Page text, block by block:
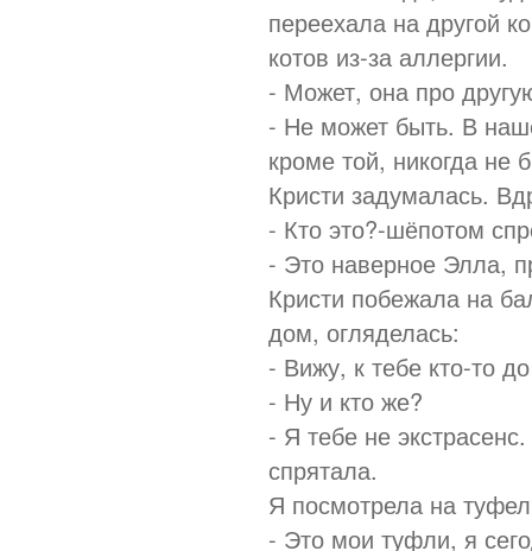
переехала на другой
котов из-за аллергии.
- Может, она про
- Не может быть. В
кроме той, никогда не
Кристи задумалась.
- Кто это?-шёпотом
- Это наверное Элла,
Кристи побежала на
дом, огляделась:
- Вижу, к тебе кто-то
- Ну и кто же?
- Я тебе не
спрятала.
Я посмотрела на
- Это мои туфли, я